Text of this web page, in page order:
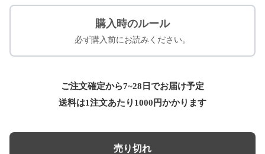
購入時のルール
必ず購入前にお読みください。
ご注文確定から7~28日でお届け予定
送料は1注文あたり 1000 円かかります
売り切れ